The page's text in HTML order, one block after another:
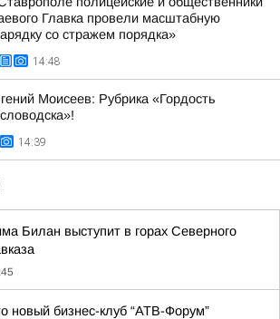
Главка провели масштабную
со стражем порядка»
14:48
Моисеев: Рубрика «Гордость
14:39
Билан выступит в горах Северного
новый бизнес-клуб “АТВ-Форум”